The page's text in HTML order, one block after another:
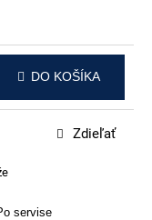
DO KOŠÍKA
servise
Zdieľať